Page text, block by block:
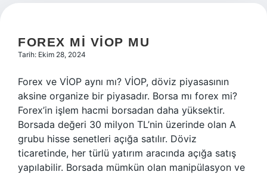
FOREX MI VİOP MU
Tarih: Ekim 28, 2024
Forex ve VİOP aynı mı? VİOP, döviz piyasasının
aksine organize bir piyasadır. Borsa mı forex mi?
Forex’in işlem hacmi borsadan daha yüksektir.
Borsada değeri 30 milyon TL’nin üzerinde olan A
grubu hisse senetleri açığa satılır. Döviz
ticaretinde, her türlü yatırım aracında açığa satış
yapılabilir. Borsada mümkün olan manipülasyon ve